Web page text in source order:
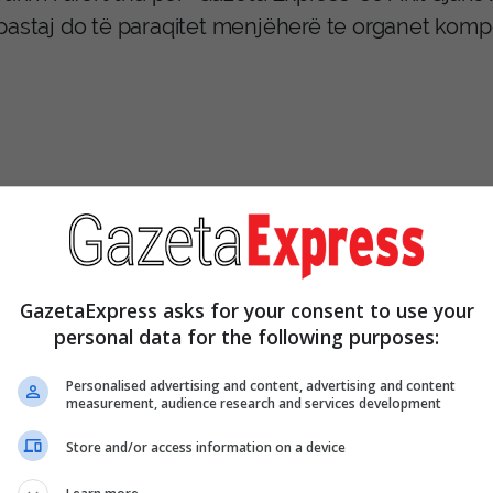
do të paraqitet menjëherë te organet
GazetaExpress asks for your consent to use your
personal data for the following purposes:
Personalised advertising and content, advertising and content
measurement, audience research and services development
Store and/or access information on a device